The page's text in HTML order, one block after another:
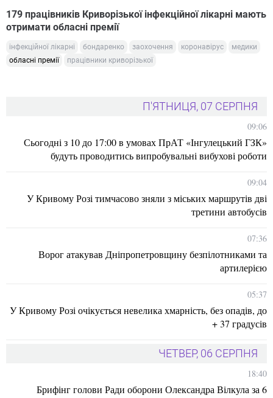
179 працівників Криворізької інфекційної лікарні мають
отримати обласні премії
інфекційної лікарні бондаренко заохочення коронавірус
медики
обласні премії
працівники криворізької
П'ЯТНИЦЯ, 07 СЕРПНЯ
09:06
Сьогодні з 10 до 17:00 в умовах ПрАТ «Інгулецький ГЗК»
будуть проводитись випробувальні вибухові роботи
09:04
У Кривому Розі тимчасово зняли з міських маршрутів дві
третини автобусів
07:36
Ворог атакував Дніпропетровщину безпілотниками та
артилерією
05:37
У Кривому Розі очікується невелика хмарність, без опадів, до
+ 37 градусів
ЧЕТВЕР, 06 СЕРПНЯ
18:40
Брифінг голови Ради оборони Олександра Вілкула за 6